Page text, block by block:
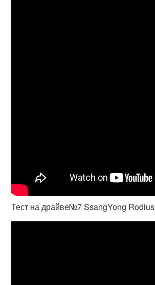
Тест на драйве№7 SsangYong Rodius